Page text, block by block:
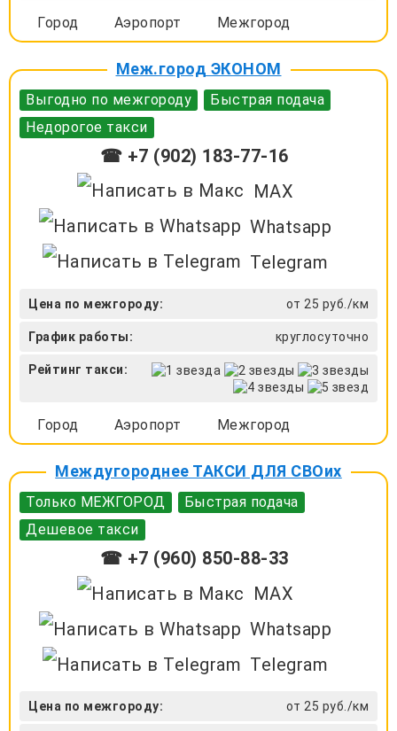
Город Аэропорт Межгород
Меж.город ЭКОНОМ
Выгодно по межгороду
Быстрая подача
Недорогое такси
☎ +7 (902) 183-77-16
MAX
Whatsapp
Telegram
Цена по межгороду: от 25 руб./км
График работы: круглосуточно
Рейтинг такси:
Город Аэропорт Межгород
Междугороднее ТАКСИ ДЛЯ СВОих
Только МЕЖГОРОД
Быстрая подача
Дешевое такси
☎ +7 (960) 850-88-33
MAX
Whatsapp
Telegram
Цена по межгороду: от 25 руб./км